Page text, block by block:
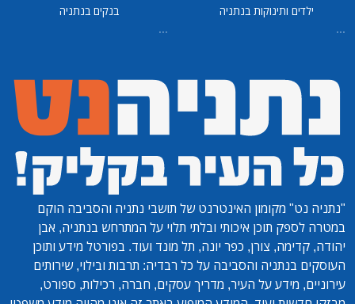
ילדים ותינוקות בנתניה
בנקים בנתניה
"נתניה נט" מקומון האינטרנט של תושבי נתניה והסביבה הוקם
במטרה לספק תוכן איכותי ובלתי תלוי על המתרחש בנתניה, אבן
יהודה, קדימה, צורן, כפר יונה, תל מונד ועוד. בפורטל מידע ותוכן
העוסקים בנתניה והסביבה על כל רבדיה: תרבות ובילוי, שירותים
עירוניים, מידע על העיר, מדריך עסקים, חברה, רכילות, ספורט,